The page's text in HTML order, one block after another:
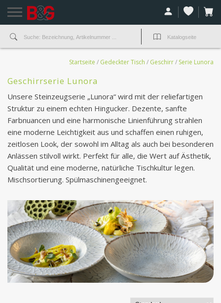
Startseite / Gedeckter Tisch / Geschirr/ Serie Lunora
Geschirrserie Lunora
Unsere Steinzeugserie „Lunora“ wird mit der reliefartigen
Struktur zu einem echten Hingucker. Dezente, sanfte
Farbnuancen und eine harmonische Linienführung strahlen
eine moderne Leichtigkeit aus und schaffen einen ruhigen,
zeitlosen Look, der sowohl im Alltag als auch bei besonderen
Anlässen stilvoll wirkt. Perfekt für alle, die Wert auf Ästhetik,
Qualität und eine moderne, natürliche Tischkultur legen.
Mischsortierung. Spülmaschinengeeignet.